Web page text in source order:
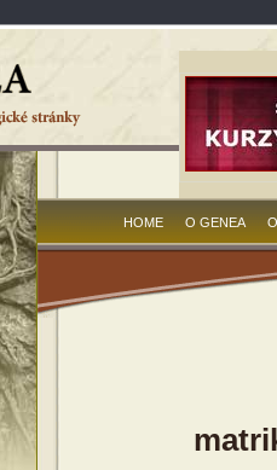
HOME O GENEA